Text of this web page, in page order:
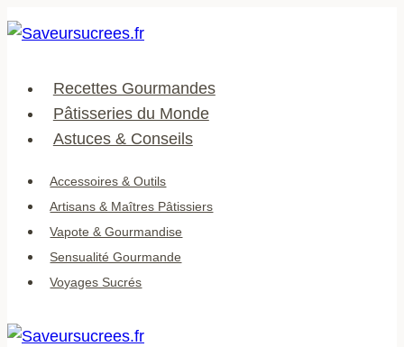
Aller
au
Recettes Gourmandes
Pâtisseries du Monde
Astuces & Conseils
Accessoires & Outils
Artisans & Maîtres Pâtissiers
Vapote & Gourmandise
Sensualité Gourmande
Voyages Sucrés